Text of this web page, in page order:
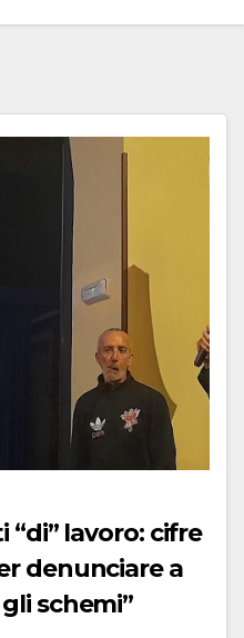
“di” lavoro: cifre
denunciare a
schemi”